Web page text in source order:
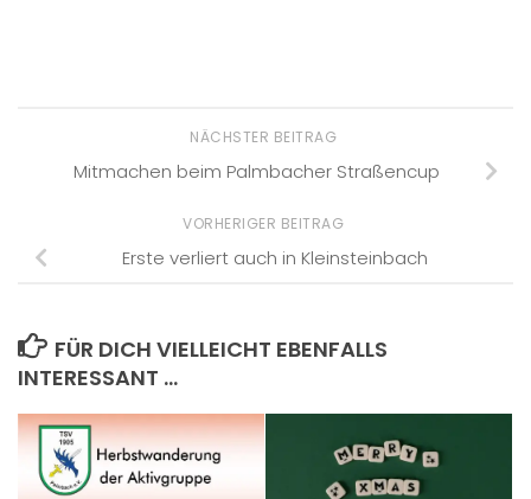
NÄCHSTER BEITRAG
Mitmachen beim Palmbacher Straßencup
VORHERIGER BEITRAG
Erste verliert auch in Kleinsteinbach
FÜR DICH VIELLEICHT EBENFALLS
INTERESSANT …